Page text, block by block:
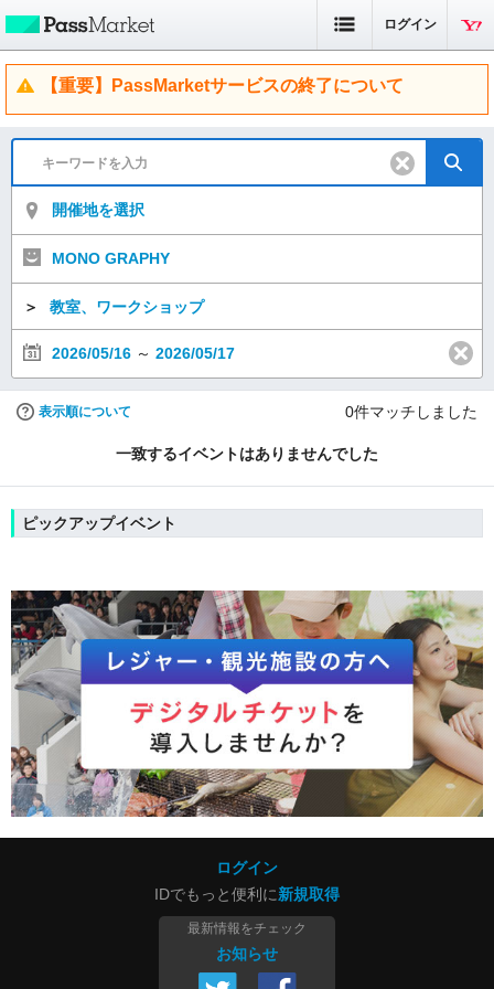
ログイン
【重要】PassMarketサービスの終了について
開催地を選択
MONO GRAPHY
＞ 教室、ワークショップ
2026/05/16 ～ 2026/05/17
表示順について 0件マッチしました
一致するイベントはありませんでした
ピックアップイベント
ログイン
IDでもっと便利に新規取得
最新情報をチェック
お知らせ